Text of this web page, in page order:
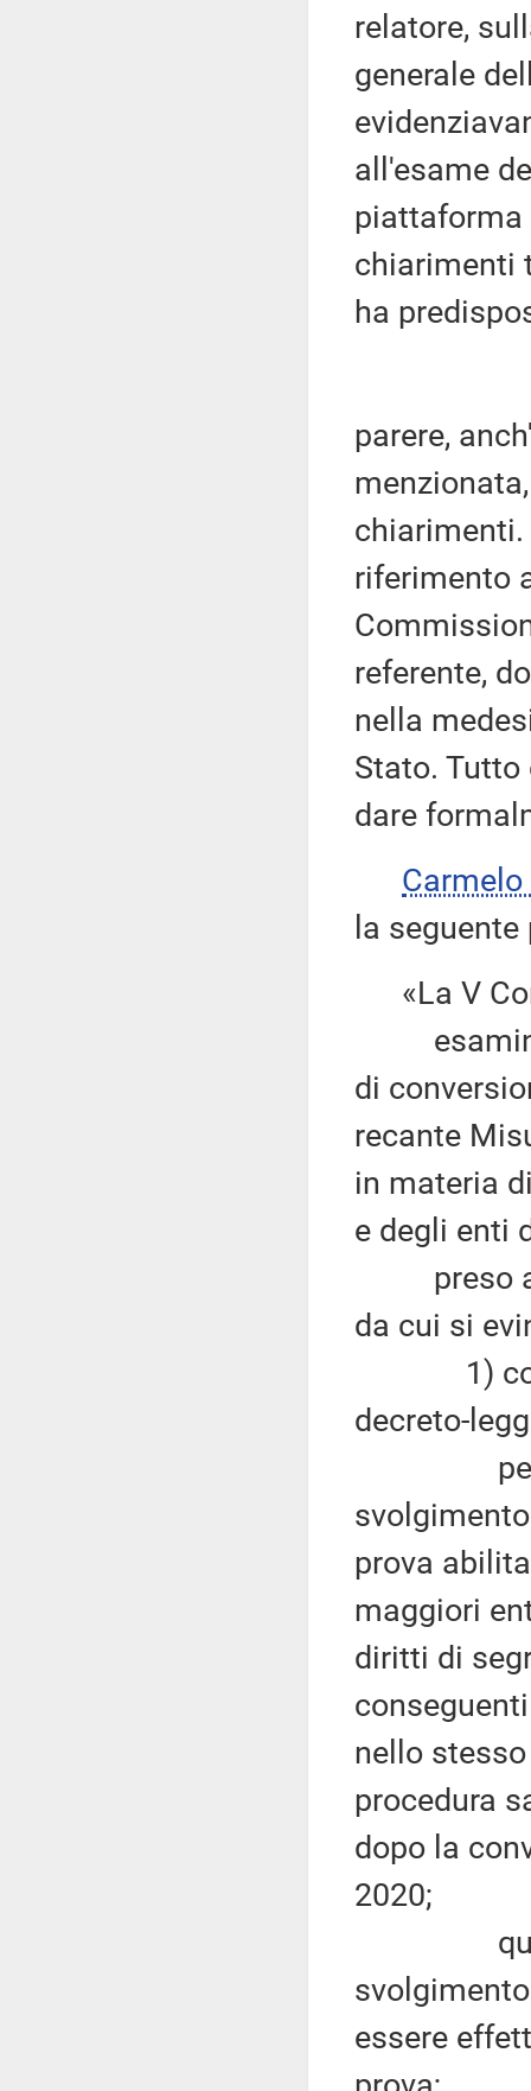
relatore,
generale
all'esame
piattaforma
chiarimenti
ha
parere,
riferimento
referente,
nella
Stato.
dare
la
«La V
di
recante
in materia
e degli enti
preso
da cui si
1) con
decreto-
per
prova
maggiori
diritti di
nello
procedura
dopo la
2020;
quanto
essere